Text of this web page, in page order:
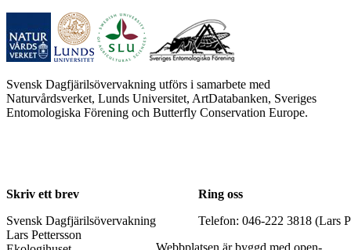
Svensk Dagfjärilsövervakning utförs i samarbete med
Naturvårdsverket, Lunds Universitet, ArtDatabanken, Sveriges
Entomologiska Förening och Butterfly Conservation Europe.
Skriv ett brev
Svensk Dagfjärilsövervakning
Lars Pettersson
Ring oss
Telefon: 046-222 3818 (Lars
Webbplatsen är byggd med open-